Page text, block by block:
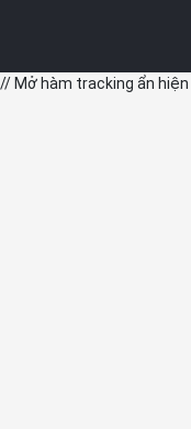
// Mở hàm tracking ẩn hiện